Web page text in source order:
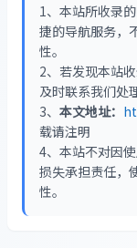
1、本站所收录
捷的导航服务，
性。
2、若发现本站
及时联系我们处
3、 本文地址：
载请注明
4、本站不对因
损失承担责任，
性。